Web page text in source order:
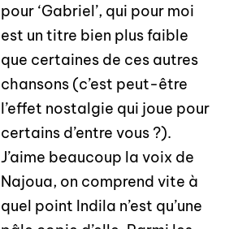
pour ‘Gabriel’, qui pour moi
est un titre bien plus faible
que certaines de ces autres
chansons (c’est peut-être
l’effet nostalgie qui joue pour
certains d’entre vous ?).
J’aime beaucoup la voix de
Najoua, on comprend vite à
quel point Indila n’est qu’une